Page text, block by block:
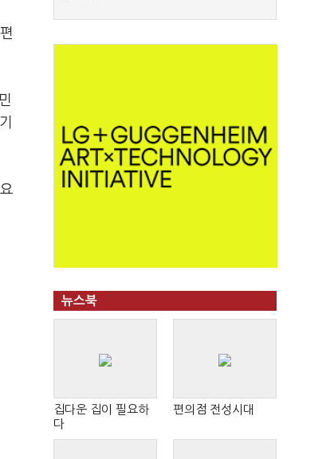
뉴스북
집다운 집이 필요하
다
편의점 전성시대